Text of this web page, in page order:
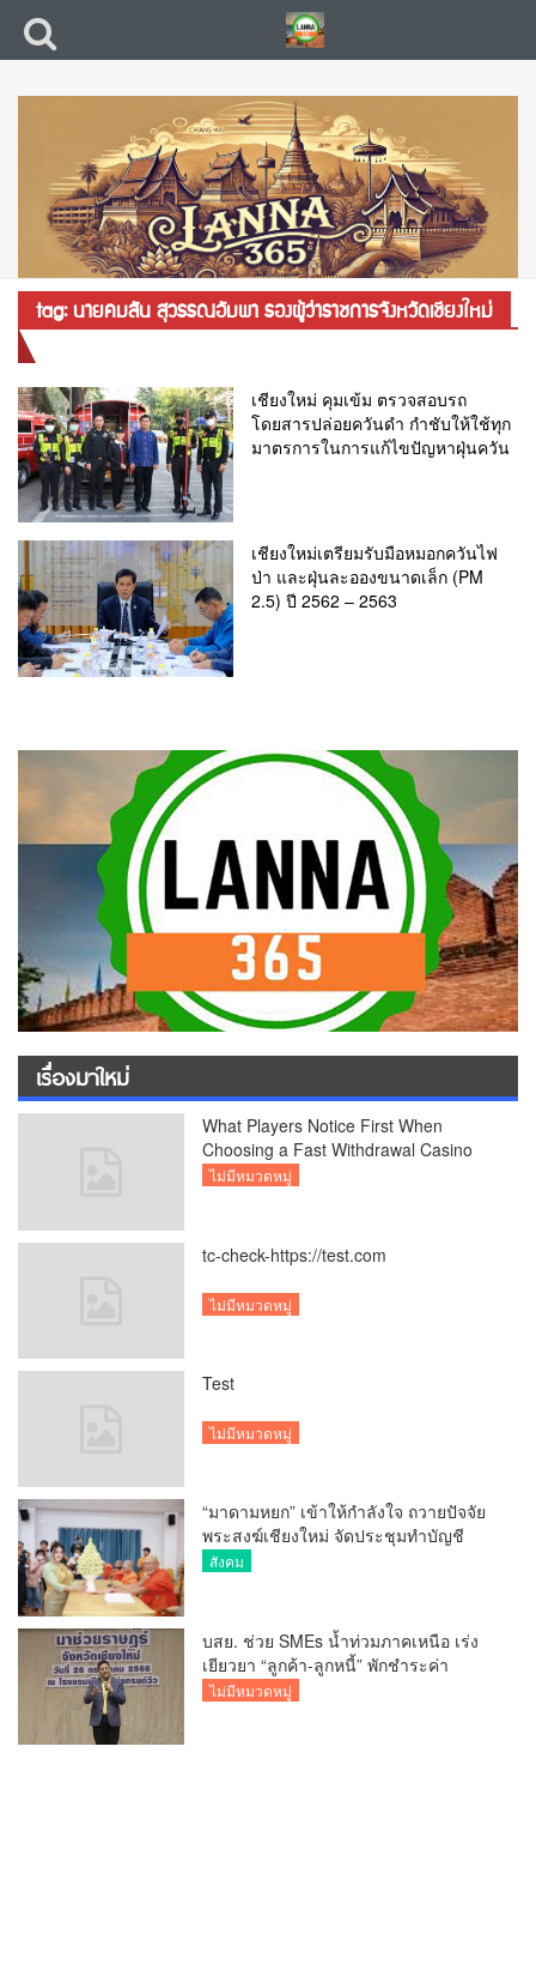
tag: นายคมสัน สุวรรณอัมพา รองผู้ว่าราชการจังหวัดเชียงใหม่
เชียงใหม่ คุมเข้ม ตรวจสอบรถ
โดยสารปล่อยควันดำ กำชับให้ใช้ทุก
มาตรการในการแก้ไขปัญหาฝุ่นควัน
เชียงใหม่เตรียมรับมือหมอกควันไฟ
ป่า และฝุ่นละอองขนาดเล็ก (PM
2.5) ปี 2562 – 2563
เรื่องมาใหม่
What Players Notice First When
Choosing a Fast Withdrawal Casino
UK
ไม่มีหมวดหมู่
tc-check-https://test.com
ไม่มีหมวดหมู่
Test
ไม่มีหมวดหมู่
“มาดามหยก” เข้าให้กำลังใจ ถวายปัจจัย
พระสงฆ์เชียงใหม่ จัดประชุมทำบัญชี
รายรับรายจ่ายของวัด กว่า 300 รูป ที่วัด
สังคม
บสย. ช่วย SMEs น้ำท่วมภาคเหนือ เร่ง
เยียวยา “ลูกค้า-ลูกหนี้” พักชำระค่า
ธรรมเนียม-ค่างวด
ไม่มีหมวดหมู่